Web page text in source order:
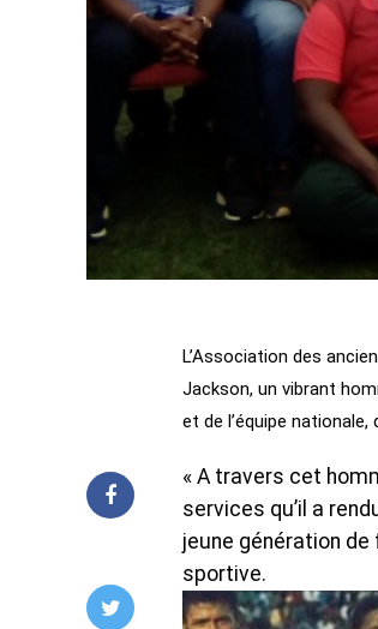
L’Association des
Jackson, un vibrant
et de l’équipe
« A travers cet
services qu’il a
jeune génération
sportive.